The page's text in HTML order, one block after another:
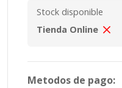
Stock disponible
Tienda Online
Metodos de pago: